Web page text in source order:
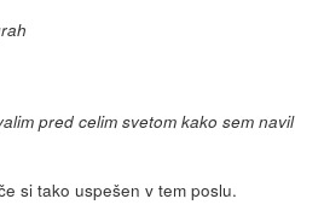
pred celim svetom kako sem navil
si tako uspešen v tem poslu.